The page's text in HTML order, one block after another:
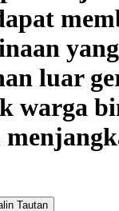
luar
warga
Tautan